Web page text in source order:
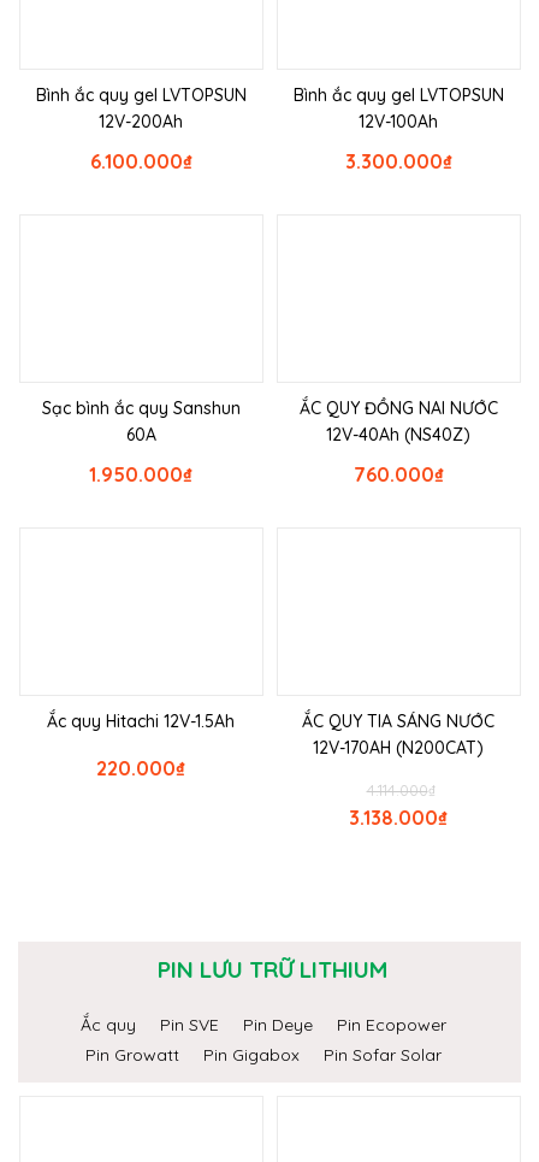
Bình ắc quy gel LVTOPSUN
12V-200Ah
₫
6.100.000
Bình ắc quy gel LVTOPSUN
12V-100Ah
₫
3.300.000
Sạc bình ắc quy Sanshun
60A
₫
1.950.000
ẮC QUY ĐỒNG NAI NƯỚC
12V-40Ah (NS40Z)
₫
760.000
Ắc quy Hitachi 12V-1.5Ah
₫
220.000
ẮC QUY TIA SÁNG NƯỚC
12V-170AH (N200CAT)
₫
4.114.000
₫
3.138.000
PIN LƯU TRỮ LITHIUM
Ắc quy Pin SVE Pin Deye
Pin Ecopower
Pin Growatt
Pin Gigabox Pin Sofar Solar